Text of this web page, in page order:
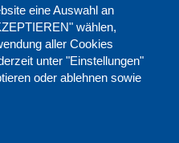
eine Auswahl an
wählen,
aller Cookies
unter "Einstellungen"
oder ablehnen sowie